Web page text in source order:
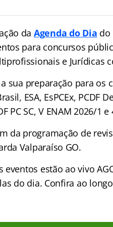
da Agenda do Dia do
para concursos
e Jurídicas
sua preparação para os
ESA, EsPCEx, PCDF
PC SC, V ENAM 2026/1
da programação de
Valparaíso GO.
eventos estão ao vivo
do dia. Confira ao